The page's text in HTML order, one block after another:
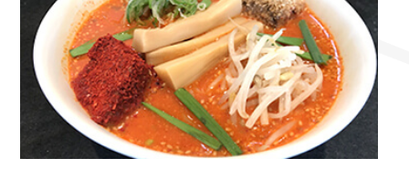
名古屋＜家康＞観光モデルコース
前田利家と名古屋の関係